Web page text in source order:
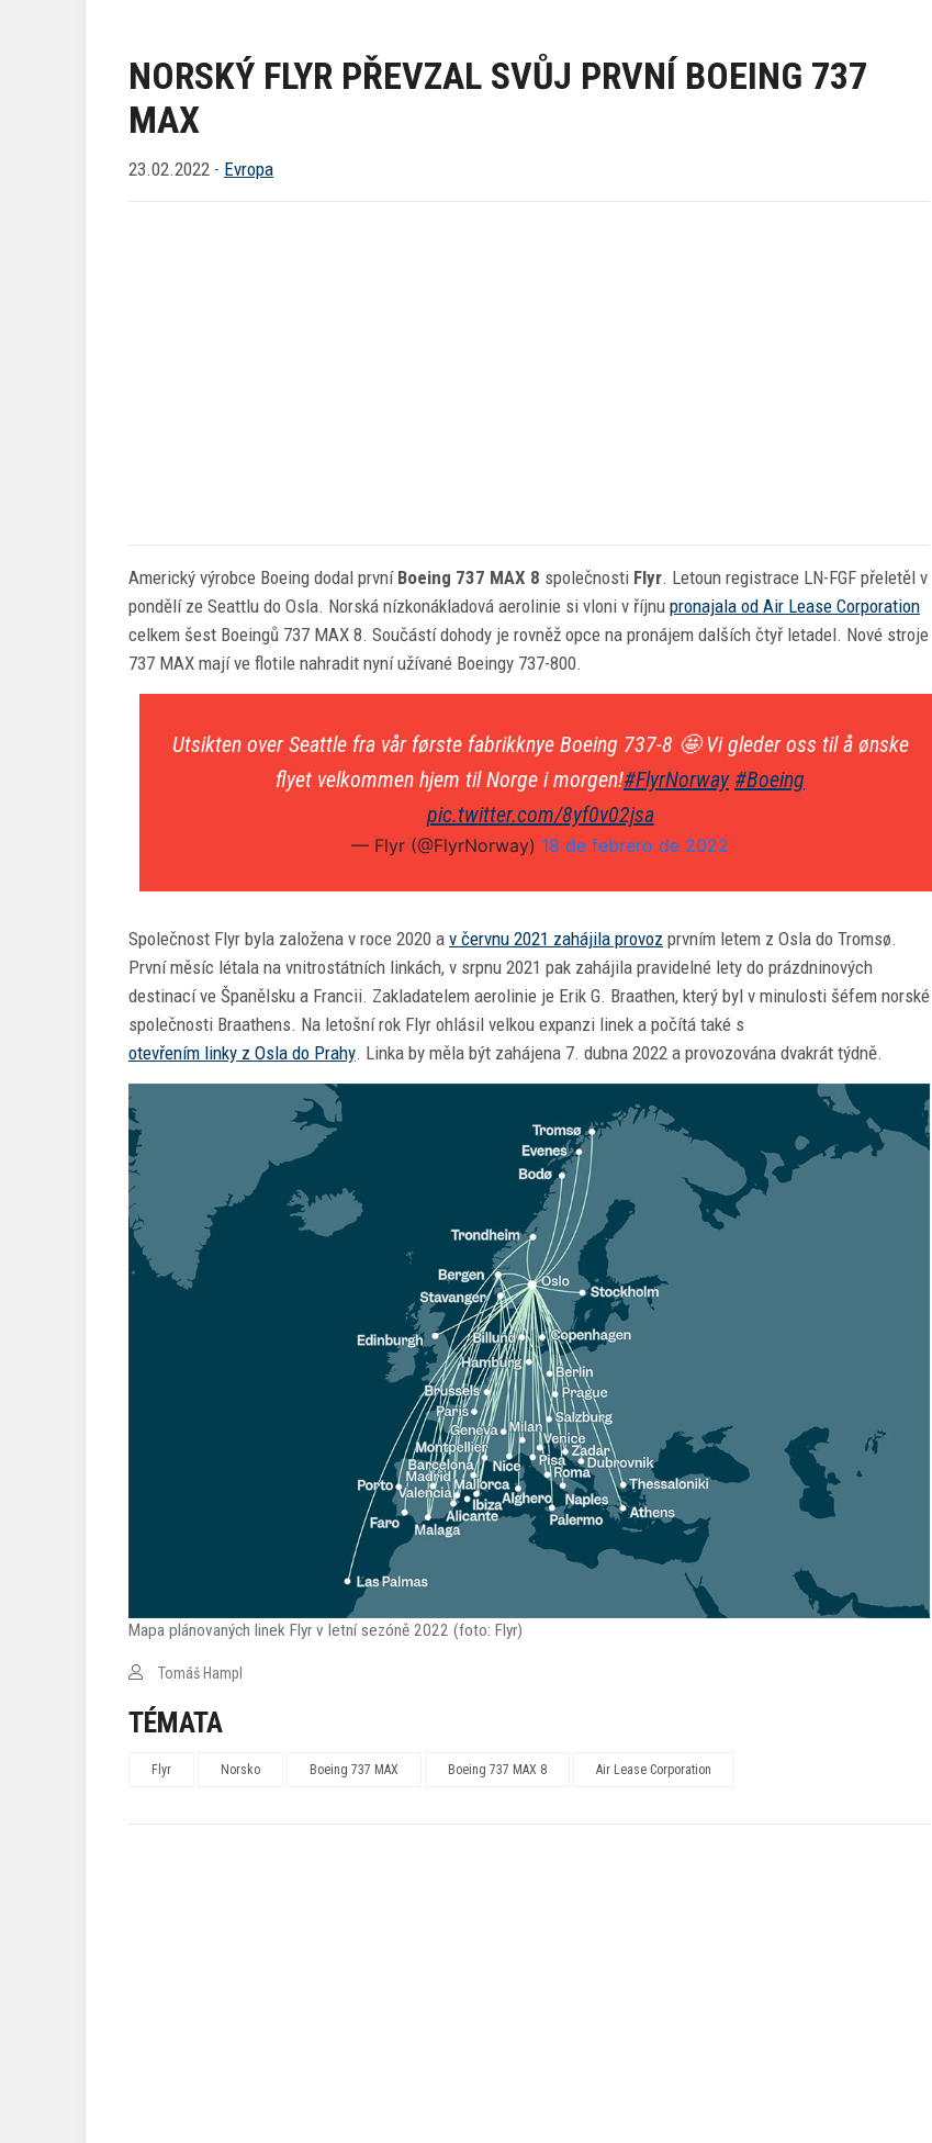
NORSKÝ FLYR PŘEVZAL SVŮJ PRVNÍ BOEING 737
MAX
23.02.2022 - Evropa
Americký výrobce Boeing dodal první Boeing 737 MAX 8 společnosti Flyr. Letoun registrace LN-FGF přeletěl v
pondělí ze Seattlu do Osla. Norská nízkonákladová aerolinie si vloni v říjnu pronajala od Air Lease Corporation
celkem šest Boeingů 737 MAX 8. Součástí dohody je rovněž opce na pronájem dalších čtyř letadel. Nové stroje
737 MAX mají ve flotile nahradit nyní užívané Boeingy 737-800.
Utsikten over Seattle fra vår første fabrikknye Boeing 737-8 🤩 Vi gleder oss til å ønske
flyet velkommen hjem til Norge i morgen!#FlyrNorway #Boeing
pic.twitter.com/8yf0v02jsa
— Flyr (@FlyrNorway) 18 de febrero de 2022
Společnost Flyr byla založena v roce 2020 a v červnu 2021 zahájila provoz prvním letem z Osla do Tromsø.
První měsíc létala na vnitrostátních linkách, v srpnu 2021 pak zahájila pravidelné lety do prázdninových
destinací ve Španělsku a Francii. Zakladatelem aerolinie je Erik G. Braathen, který byl v minulosti šéfem norské
společnosti Braathens. Na letošní rok Flyr ohlásil velkou expanzi linek a počítá také s
otevřením linky z Osla do Prahy. Linka by měla být zahájena 7. dubna 2022 a provozována dvakrát týdně.
Mapa plánovaných linek Flyr v letní sezóně 2022 (foto: Flyr)
Tomáš Hampl
TÉMATA
Flyr Norsko Boeing 737 MAX Boeing 737 MAX 8 Air Lease Corporation